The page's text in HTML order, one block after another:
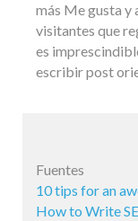
más Me gusta y
visitantes que
es
escribir post
Fuentes
10 tips for an
How to Write